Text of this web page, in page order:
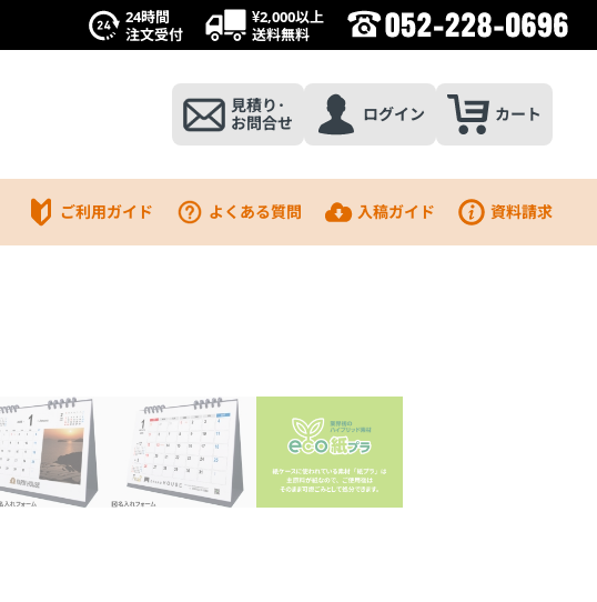
24時間
注文受付
¥2,000以上
送料無料
見積り･
お問合せ
ログイン カート
ご利用ガイド よくある質問 入稿ガイド 資料請求